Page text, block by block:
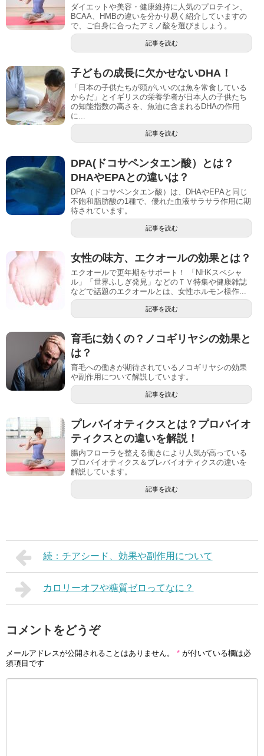
ダイエットや美容・健康維持に人気のプロテイン、
BCAA、HMBの違いを分かり易く紹介していますの
で、ご自身に合ったアミノ酸を選びましょう。
記事を読む
子どもの成長に欠かせないDHA！
「日本の子供たちが頭がいいのは魚を常食している
からだ」とイギリスの栄養学者が日本人の子供たち
の知能指数の高さを、魚油に含まれるDHAの作用
に...
記事を読む
DPA(ドコサペンタエン酸）とは？
DHAやEPAとの違いは？
DPA（ドコサペンタエン酸）は、DHAやEPAと同じ
不飽和脂肪酸の1種で、優れた血液サラサラ作用に期
待されています。
記事を読む
女性の味方、エクオールの効果とは？
エクオールで更年期をサポート！ 「NHKスペシャ
ル」「世界ふしぎ発見」などのＴＶ特集や健康雑誌
などで話題のエクオールとは、女性ホルモン様作...
記事を読む
育毛に効くの？ノコギリヤシの効果と
は？
育毛への働きが期待されているノコギリヤシの効果
や副作用について解説しています。
記事を読む
プレバイオティクスとは？プロバイオ
ティクスとの違いを解説！
腸内フローラを整える働きにより人気が高っている
プロバイオティクス＆プレバイオティクスの違いを
解説しています。
記事を読む
続：チアシード、効果や副作用について
カロリーオフや糖質ゼロってなに？
コメントをどうぞ
メールアドレスが公開されることはありません。 * が付いている欄は必
須項目です